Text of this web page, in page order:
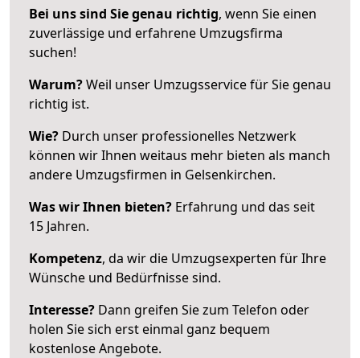
Bei uns sind Sie genau richtig, wenn Sie einen
zuverlässige und erfahrene Umzugsfirma
suchen!
Warum?Weil unser Umzugsservice für Sie genau
richtig ist.
Wie? Durch unser professionelles Netzwerk
können wir Ihnen weitaus mehr bieten als manch
andere Umzugsfirmen in Gelsenkirchen.
Was wir Ihnen bieten? Erfahrung und das seit
15 Jahren.
Kompetenz, da wir die Umzugsexperten für Ihre
Wünsche und Bedürfnisse sind.
Interesse? Dann greifen Sie zum Telefon oder
holen Sie sich erst einmal ganz bequem
kostenlose Angebote.